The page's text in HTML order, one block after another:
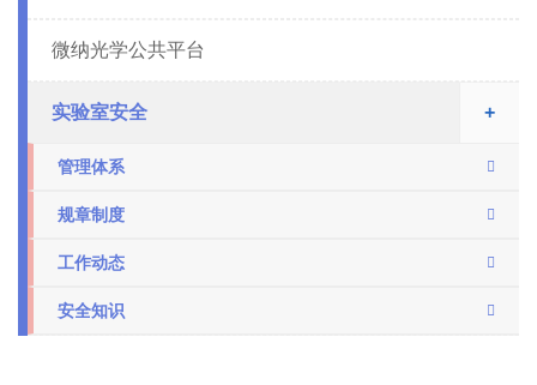
微纳光学公共平台
实验室安全 +
管理体系
规章制度
工作动态
安全知识